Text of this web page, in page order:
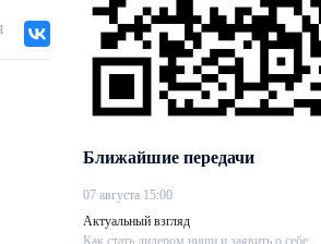
Ближайшие передачи
07 августа 15:00
Актуальный взгляд